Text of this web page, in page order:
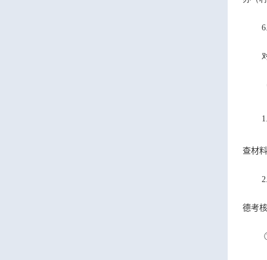
6.
1.
查材
2.
德考核